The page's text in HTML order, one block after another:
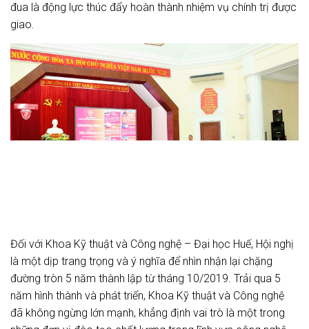
đua là động lực thúc đẩy hoàn thành nhiệm vụ chính trị được
giao.
Đối với Khoa Kỹ thuật và Công nghệ – Đại học Huế, Hội nghị
là một dịp trang trọng và ý nghĩa để nhìn nhận lại chặng
đường tròn 5 năm thành lập từ tháng 10/2019. Trải qua 5
năm hình thành và phát triển, Khoa Kỹ thuật và Công nghệ
đã không ngừng lớn mạnh, khẳng định vai trò là một trong